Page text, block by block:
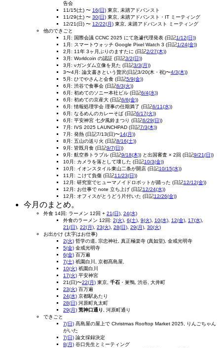
告会
11/15(土) 〜 16(日) 東京, 未踏アドバンスト
11/29(土) 〜 30(日) 東京, 未踏アドバンスト・IT ミーティング
12/21(日) 〜 12/22(月) 東京, 未踏アドバンスト ミーティング
他のできごと
1月: 国際会議 CCNC 2025 にて急遽代理発表 (日記1/12(日))
1月: スマートウォッチ Google Pixel Watch 3 (日記1/24(金))
2月: 11年 3ヶ月ぶりのますたに (日記2/27(木))
3月: Worldcoin の認証 (日記3/2(日))
3月: νガンダム立像を見た (日記3/3(月))
3〜4月: 論文書きという贅沢(日記3/20(木・祝)〜4/3(木))
5月: ひでやさんと会食 (日記5/9(金))
6月: 渋谷で食事会 (日記6/3(火))
6月: 初めてのソニー本社ビル (日記6/4(水))
6月: 初めての京産大 (日記6/6(金))
6月: 情報処理学会 理事の任期満了 (日記6/11(水))
6月: なるめんのカレーそば (日記6/17(火))
6月: 平安神宮 七夕風鈴まつり (日記6/29(日))
7月: IVS 2025 LAUNCHPAD (日記7/3(木))
7月: 発熱 (日記7/13(日)〜14(月))
8月: 五山の送り火 (日記8/16(土))
9月: 皆既月食 (日記9/7(日))
9月: 航空券トラブル (日記9/18(木)) と出国審査 × 2回 (日記9/21(日))
10月: カメラを落として壊した (日記10/3(金))
10月: イオンスタイル東山二条が開店 (日記10/15(水))
11月: こけて負傷 (日記11/23(日))
12月: 研究室でヒューマノイドロボットが踊った (日記12/12(金))
12月: お仕事で note 立ち上げ (日記12/24(水))
12月: オフィスがとうどう片付いた (日記12/26(金))
今月のまとめ。
外食 14回: ラーメン 12回 + 21(日), 24(水)
外食のラーメン 12回: 2(火), 6(土), 9(火), 10(水), 12(金), 17(水),
21(日), 22(月), 23(火), 28(日), 29(月), 30(火)
お出かけ (太字はお仕事)
2(火) 哲学の道, 宗忠神社, 真正極楽寺 (真如堂), 金戒光明寺
5(金) 金戒光明寺
6(金) 百万遍
7(土) 祇園白川, 京都髙島屋,
10(火) 祇園白川
17(火) 平安神宮
21(日)〜22(月) 東京, 千石 ・巣鴨, 渋谷, 大井町
23(火) 百万遍
24(水) 京都駅あたり
28(日) 河原町丸太町
29(月) 荒神口通り , 河原町通り
できごと
7(日) 髙島屋の屋上で Christmas Rooftop Market 2025, りんごちゃん
がいた
7(日) 論文採録決定
8(月) 谷口先生とミーティング